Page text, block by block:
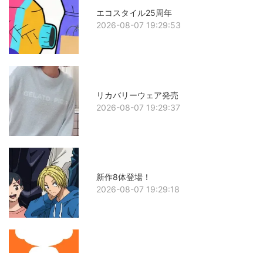
エコスタイル25周年
2026-08-07 19:29:53
リカバリーウェア発売
2026-08-07 19:29:37
新作8体登場！
2026-08-07 19:29:18